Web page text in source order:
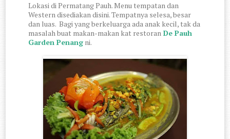
Lokasi di Permatang Pauh. Menu tempatan dan
Western disediakan disini. Tempatnya selesa, besar
dan luas. Bagi yang berkeluarga ada anak kecil, tak da
masalah buat makan-makan kat restoran De Pauh
Garden Penang ni.